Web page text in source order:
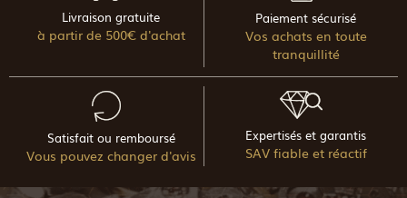
Livraison gratuite
à partir de 500€ d'achat
Paiement sécurisé
Vos achats en toute
tranquillité
Satisfait ou remboursé
Vous pouvez changer d'avis
Expertisés et garantis
SAV fiable et réactif